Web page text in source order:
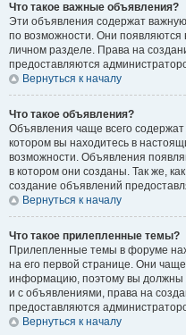
Что такое важные объявления?
Эти объявления содержат
по возможности. Они появляются
личном разделе. Права на
предоставляются
Вернуться к началу
Что такое объявления?
Объявления чаще всего
котором вы находитесь в
возможности. Объявления
в котором они созданы. Так же,
создание объявлений
Вернуться к началу
Что такое прилепленные темы?
Прилепленные темы в форуме
на его первой странице. Они
информацию, поэтому вы должны
и с объявлениями, права на
предоставляются
Вернуться к началу